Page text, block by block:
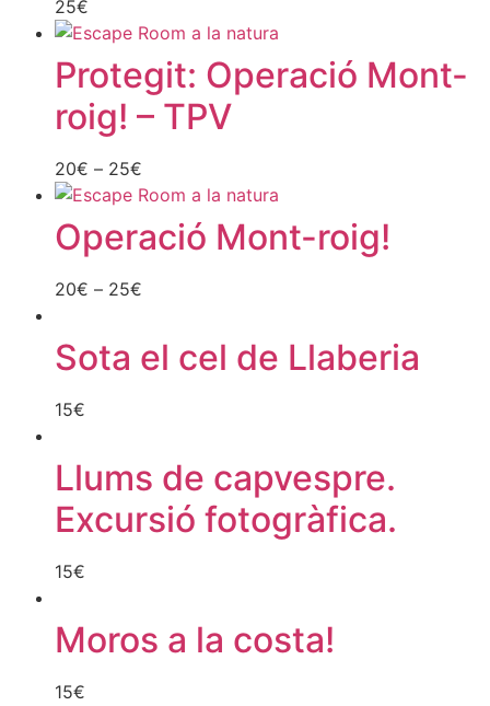
25€
Protegit: Operació Mont-
roig! – TPV
20€ – 25€
Operació Mont-roig!
20€ – 25€
Sota el cel de Llaberia
15€
Llums de capvespre.
Excursió fotogràfica.
15€
Moros a la costa!
15€